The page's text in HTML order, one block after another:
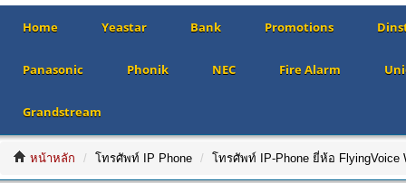
Home Yeastar Bank Promotions
Panasonic Phonik NEC Fire Alarm
Grandstream
หน้าหลัก โทรศัพท์ IP Phone โทรศัพท์ IP-Phone ยี่ห้อ FlyingVoice